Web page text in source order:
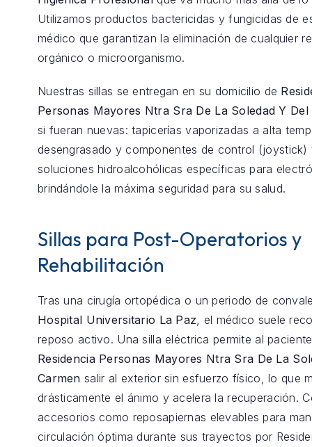
Utilizamos productos bactericidas y fungicidas de
médico que garantizan la eliminación de cualquier
orgánico o microorganismo.
Nuestras sillas se entregan en su domicilio de
Personas Mayores Ntra Sra De La Soledad Y Del
si fueran nuevas: tapicerías vaporizadas a alta
desengrasado y componentes de control
soluciones hidroalcohólicas específicas para
brindándole la máxima seguridad para su salud.
Sillas para Post-Operatorios y
Rehabilitación
Tras una cirugía ortopédica o un periodo de
Hospital Universitario La Paz, el médico suele
reposo activo. Una silla eléctrica permite al
Residencia Personas Mayores Ntra Sra De La
Carmen salir al exterior sin esfuerzo físico, lo que
drásticamente el ánimo y acelera la recuperación.
accesorios como reposapiernas elevables para
circulación óptima durante sus trayectos por